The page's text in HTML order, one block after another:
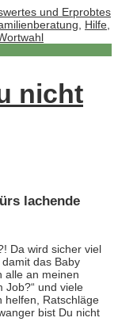
und Erprobtes
Hilfe
nicht
lachende
Da wird sicher viel
das Baby
alle an meinen
Job?“ und viele
helfen, Ratschläge
bist Du nicht